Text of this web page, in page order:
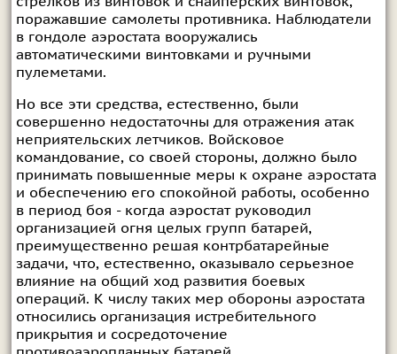
поражавшие самолеты противника. Наблюдатели
в гондоле аэростата вооружались
автоматическими винтовками и ручными
пулеметами.
Но все эти средства, естественно, были
совершенно недостаточны для отражения атак
неприятельских летчиков. Войсковое
командование, со своей стороны, должно было
принимать повышенные меры к охране аэростата
и обеспечению его спокойной работы, особенно
в период боя - когда аэростат руководил
организацией огня целых групп батарей,
преимущественно решая контрбатарейные
задачи, что, естественно, оказывало серьезное
влияние на общий ход развития боевых
операций. К числу таких мер обороны аэростата
относились организация истребительного
прикрытия и сосредоточение